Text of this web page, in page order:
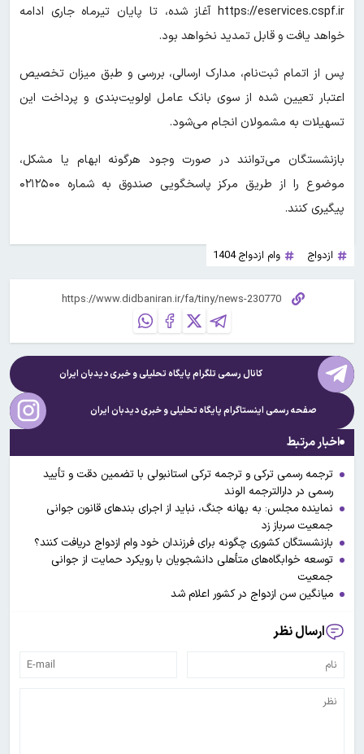
https://eservices.cspf.ir آغاز شده، تا پایان تیرماه جاری ادامه
خواهد یافت و قابل تمدید نخواهد بود.
پس از اتمام ثبت‌نام، مدارک ارسالی، بررسی و طبق میزان تخصیص
اعتبار تعیین شده از سوی بانک عامل اولویت‌بندی و پرداخت این
تسهیلات به مشمولان انجام می‌شود.
بازنشستگان می‌توانند در صورت وجود هرگونه ابهام یا مشکل،
موضوع را از طریق مرکز پاسخگویی صندوق به شماره ۰۲۱۲۵۰۰
پیگیری کنند.
ازدواج وام ازدواج 1404
کانال رسمی تلگرام پایگاه تحلیلی و خبریدیدبان ایران
صفحه رسمی اینستاگرام پایگاه تحلیلی و خبریدیدبان ایران
اخبار مرتبط
ترجمه رسمی ترکی و ترجمه ترکی استانبولی با تضمین دقت و تأیید
رسمی در دارالترجمه الوند
نماینده مجلس: به بهانه جنگ، نباید از اجرای بند‌های قانون جوانی
جمعیت سرباز زد
بازنشستگان کشوری چگونه برای فرزندان خود وام ازدواج دریافت کنند؟
توسعه خوابگاه‌های متأهلی دانشجویان با رویکرد حمایت از جوانی
جمعیت
میانگین سن ازدواج در کشور اعلام شد
ارسال نظر